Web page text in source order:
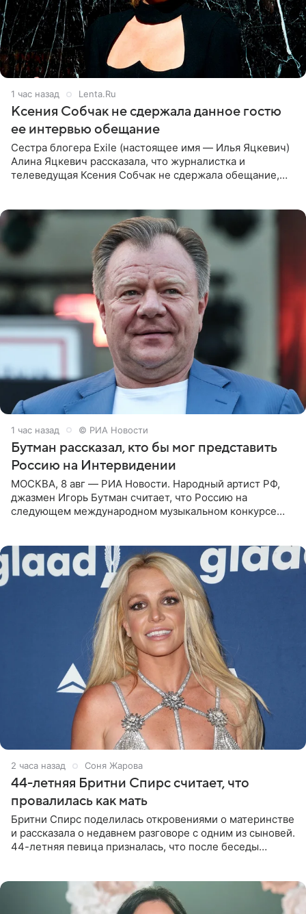
1 час назад Lenta.Ru
Ксения Собчак не сдержала данное гостю
ее интервью обещание
Сестра блогера Exile (настоящее имя — Илья Яцкевич)
Алина Яцкевич рассказала, что журналистка и
телеведущая Ксения Собчак не сдержала обещание,
1 час назад © РИА Новости
Бутман рассказал, кто бы мог представить
Россию на Интервидении
МОСКВА, 8 авг — РИА Новости. Народный артист РФ,
джазмен Игорь Бутман считает, что Россию на
следующем международном музыкальном конкурсе
2 часа назад Соня Жарова
44-летняя Бритни Спирс считает, что
провалилась как мать
Бритни Спирс поделилась откровениями о материнстве
и рассказала о недавнем разговоре с одним из сыновей.
44-летняя певица призналась, что после беседы